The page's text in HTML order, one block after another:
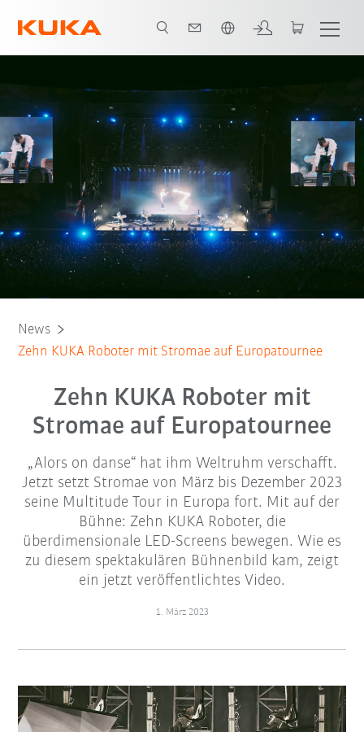
News
Zehn KUKA Roboter mit Stromae auf Europatournee
Zehn KUKA Roboter mit
Stromae auf Europatournee
„Alors on danse“ hat ihm Weltruhm verschafft.
Jetzt setzt Stromae von März bis Dezember 2023
seine Multitude Tour in Europa fort. Mit auf der
Bühne: Zehn KUKA Roboter, die
überdimensionale LED-Screens bewegen. Wie es
zu diesem spektakulären Bühnenbild kam, zeigt
ein jetzt veröffentlichtes Video.
1. März 2023